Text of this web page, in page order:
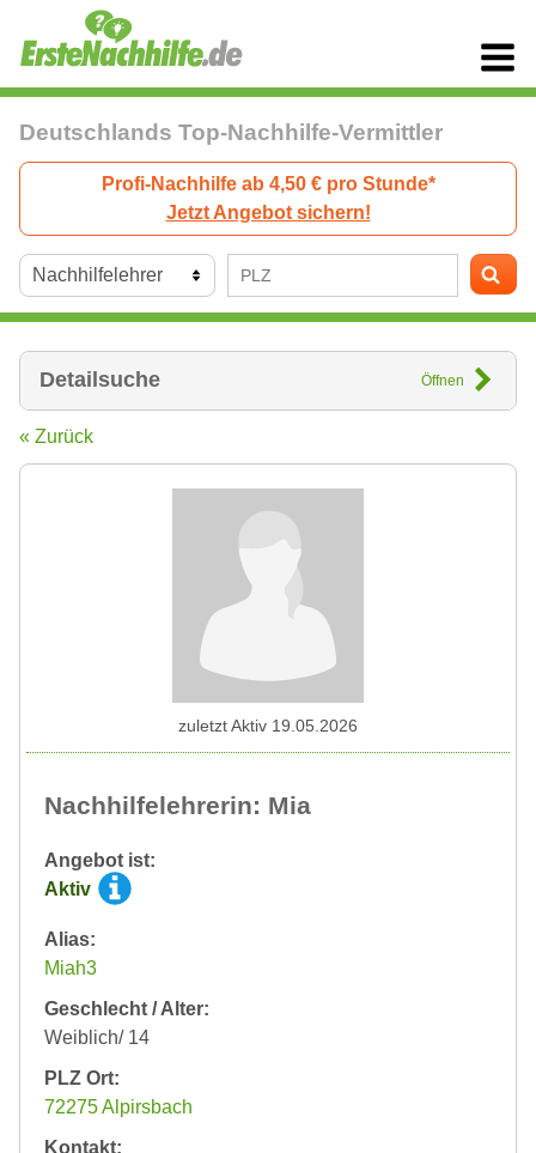
Deutschlands Top-Nachhilfe-Vermittler
Profi-Nachhilfe ab 4,50 € pro Stunde*
Jetzt Angebot sichern!
Detailsuche Öffnen
« Zurück
Nachhilfelehrerin: Mia
Angebot ist:
Aktiv
Alias:
Miah3
Geschlecht / Alter:
Weiblich/ 14
PLZ Ort:
72275 Alpirsbach
Kontakt:
zuletzt Aktiv 19.05.2026